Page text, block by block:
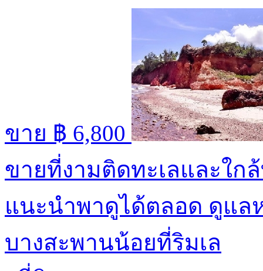
ขาย ฿ 6,800
ขายที่งามติดทะเลและใก
แนะนำพาดูได้ตลอด ดูแล
บางสะพานน้อยที่ริมเล